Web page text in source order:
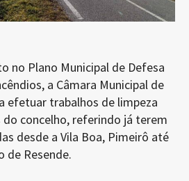
no Plano Municipal de Defesa
a Câmara Municipal de
efetuar trabalhos de limpeza
do concelho, referindo já terem
desde a Vila Boa, Pimeirô até
de Resende.